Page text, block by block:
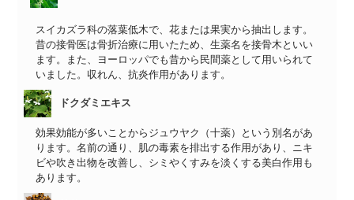
スイカズラ科の落葉低木で、花または果実から抽出します。
昔の接骨医は骨折治療に用いたため、生薬名を接骨木といい
ます。また、ヨーロッパでも昔から民間薬として用いられて
いました。収れん、抗炎作用があります。
ドクダミエキス
効果効能が多いことからジュウヤク（十薬）という別名があ
ります。名前の通り、肌の毒素を排出する作用があり、ニキ
ビや吹き出物を改善し、シミやくすみを淡くする美白作用も
あります。